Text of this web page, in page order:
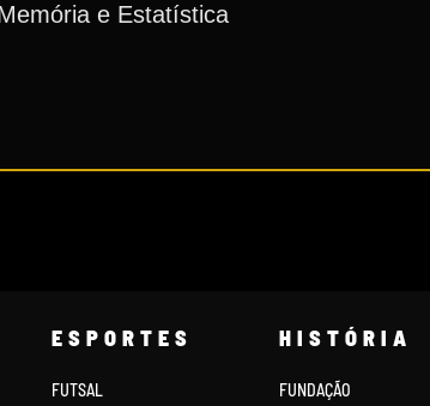
e Estatística
ESPORTES
FUTSAL
HISTÓRIA
FUNDAÇÃO